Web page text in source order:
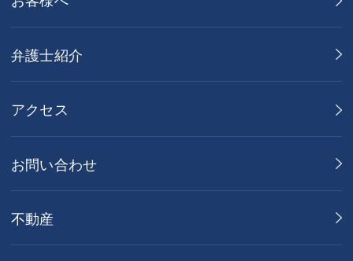
弁護士紹介
アクセス
お問い合わせ
不動産